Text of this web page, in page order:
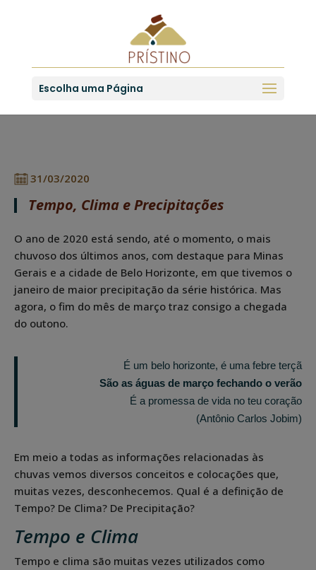
Escolha uma Página
31/03/2020
Tempo, Clima e Precipitações
O ano de 2020 está sendo, até o momento, o mais
chuvoso dos últimos anos, com destaque para Minas
Gerais e a cidade de Belo Horizonte, em que tivemos o
janeiro de maior precipitação da série histórica. Mas
agora, o fim do mês de março traz consigo a chegada
do outono.
É um belo horizonte, é uma febre terçã
São as águas de março fechando o verão
É a promessa de vida no teu coração
(Antônio Carlos Jobim)
Em meio a todas as informações relacionadas às
chuvas vemos diversos conceitos e colocações que,
muitas vezes, desconhecemos. Qual é a definição de
Tempo? De Clima? De Precipitação?
Tempo e Clima
Tempo e clima são muitas vezes utilizados como